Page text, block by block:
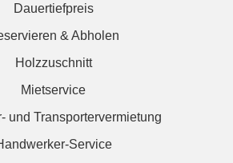
Dauertiefpreis
& Abholen
Holzzuschnitt
Mietservice
und Transportervermietung
Service